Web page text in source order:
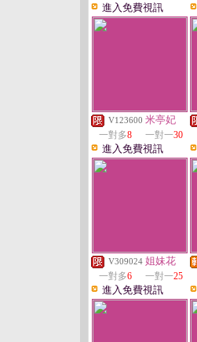
進入免費視訊
V123600 米亭妃
一對多8 一對一30
進入免費視訊
V309024 姐妹花
一對多6 一對一25
進入免費視訊